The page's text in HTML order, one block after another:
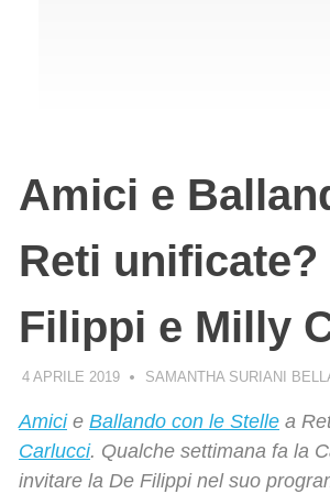
Amici e
Reti unificate?
Filippi e Milly
4 APRILE 2019 SAMANTHA SURIANI
Amicie Ballando con le Stelle a
Carlucci. Qualche settimana fa la
invitare la De Filippi nel suo